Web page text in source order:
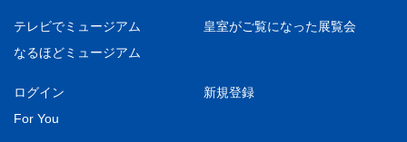
テレビでミュージアム
皇室がご覧になった展覧会
なるほどミュージアム
ログイン
新規登録
For You